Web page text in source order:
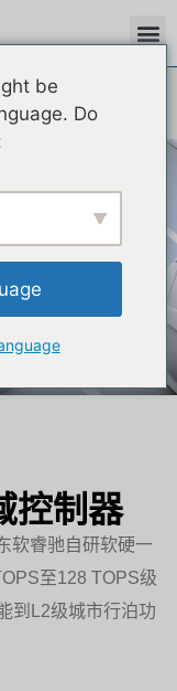
控制器
软睿驰自研软硬一
至128 TOPS级
到L2级城市行泊功
be
Do